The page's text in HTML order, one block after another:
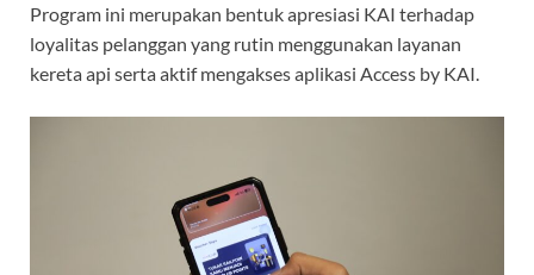
Program ini merupakan bentuk apresiasi KAI terhadap
loyalitas pelanggan yang rutin menggunakan layanan
kereta api serta aktif mengakses aplikasi Access by KAI.